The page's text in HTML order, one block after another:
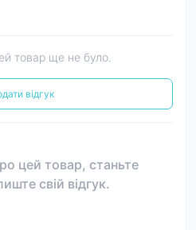
товар ще не було.
відгук
цей товар, станьте
свій відгук.